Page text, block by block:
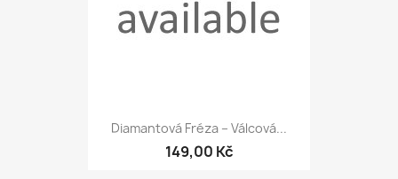
Diamantová Fréza – Válcová...
149,00 Kč